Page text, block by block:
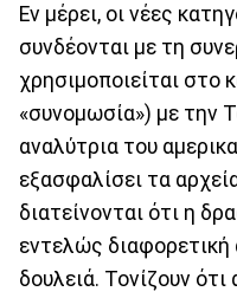
Εν μέρει, οι νέες
συνδέονται με τη
χρησιμοποιείται στο
«συνομωσία») με την
αναλύτρια του
εξασφαλίσει τα
διατείνονται ότι η
εντελώς
δουλειά. Τονίζουν